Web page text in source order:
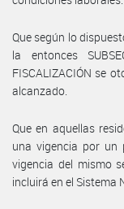
Que según lo
la entonces
FISCALIZACIÓN se
alcanzado.
Que en aquellas
una vigencia por un
vigencia del mismo
incluirá en el Sistema